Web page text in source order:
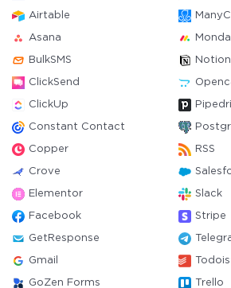
Airtable
Asana
BulkSMS Notion
ClickSend
ClickUp
Constant Contact
Copper RSS
Crove
Elementor Slack
Facebook Stripe
GetResponse
Gmail
GoZen Forms Trello